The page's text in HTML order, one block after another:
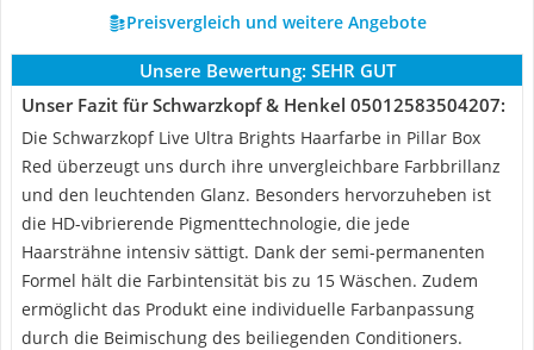
Preisvergleich und weitere Angebote
Unsere Bewertung: SEHR GUT
Unser Fazit für ‎Schwarzkopf & Henkel 05012583504207:
Die Schwarzkopf Live Ultra Brights Haarfarbe in Pillar Box
Red überzeugt uns durch ihre unvergleichbare Farbbrillanz
und den leuchtenden Glanz. Besonders hervorzuheben ist
die HD-vibrierende Pigmenttechnologie, die jede
Haarsträhne intensiv sättigt. Dank der semi-permanenten
Formel hält die Farbintensität bis zu 15 Wäschen. Zudem
ermöglicht das Produkt eine individuelle Farbanpassung
durch die Beimischung des beiliegenden Conditioners.